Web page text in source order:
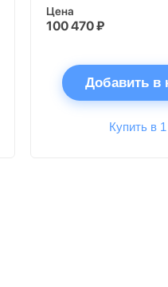
Цена
100 470 ₽
Добавить в
Купить в